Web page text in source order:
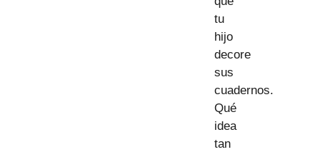
tu
hijo
decore
sus
cuadernos.
Qué
idea
tan